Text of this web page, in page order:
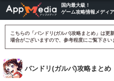
国内最大級！
ゲーム攻略情報メディア
こちらの「バンドリ(ガルパ)攻略まとめ」は更
場合がございますので、参考程度にご覧下さい
バンドリ(ガルパ)攻略まとめ